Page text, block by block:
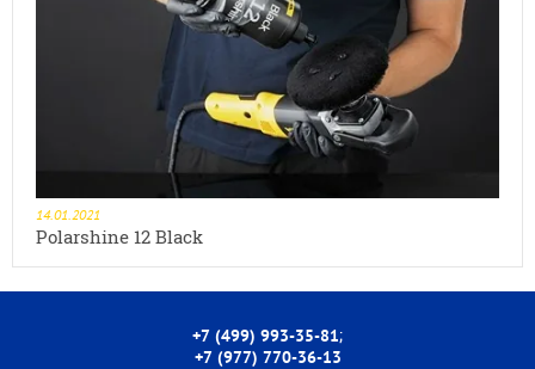
14.01.2021
Polarshine 12 Black
+7 (499) 993-35-81;
+7 (977) 770-36-13